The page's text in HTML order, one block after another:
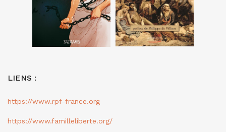
LIENS :
https://www.rpf-france.org
https://www.familleliberte.org/